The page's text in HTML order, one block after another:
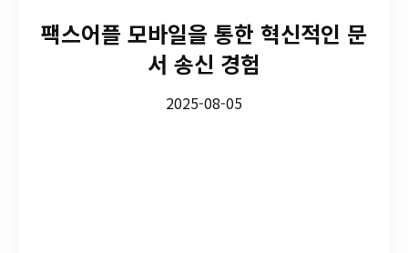
팩스어플 모바일을 통한 혁신적인 문
서 송신 경험
2025-08-05